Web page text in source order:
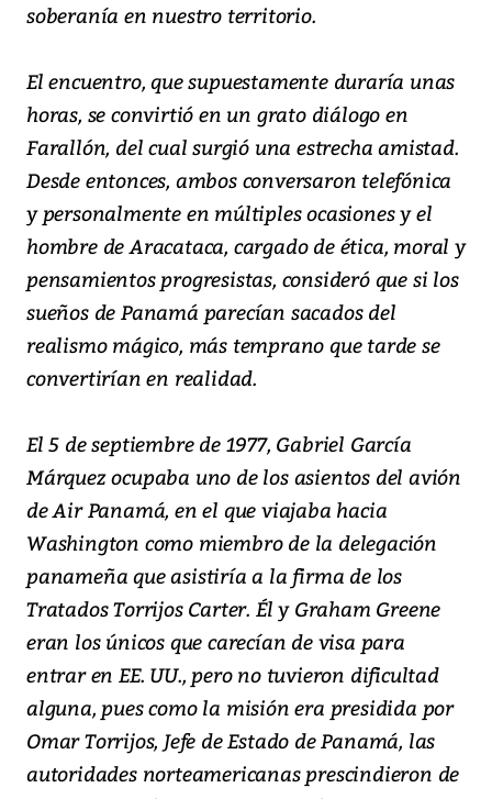
soberanía en nuestro territorio.
El encuentro, que supuestamente duraría unas
horas, se convirtió en un grato diálogo en
Farallón, del cual surgió una estrecha amistad.
Desde entonces, ambos conversaron telefónica
y personalmente en múltiples ocasiones y el
hombre de Aracataca, cargado de ética, moral y
pensamientos progresistas, consideró que si los
sueños de Panamá parecían sacados del
realismo mágico, más temprano que tarde se
convertirían en realidad.
El 5 de septiembre de 1977, Gabriel García
Márquez ocupaba uno de los asientos del avión
de Air Panamá, en el que viajaba hacia
Washington como miembro de la delegación
panameña que asistiría a la firma de los
Tratados Torrijos Carter. Él y Graham Greene
eran los únicos que carecían de visa para
entrar en EE. UU., pero no tuvieron dificultad
alguna, pues como la misión era presidida por
Omar Torrijos, Jefe de Estado de Panamá, las
autoridades norteamericanas prescindieron de